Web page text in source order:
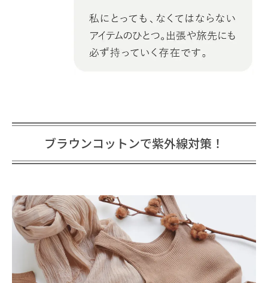
ブラウンコットンで紫外線対策！